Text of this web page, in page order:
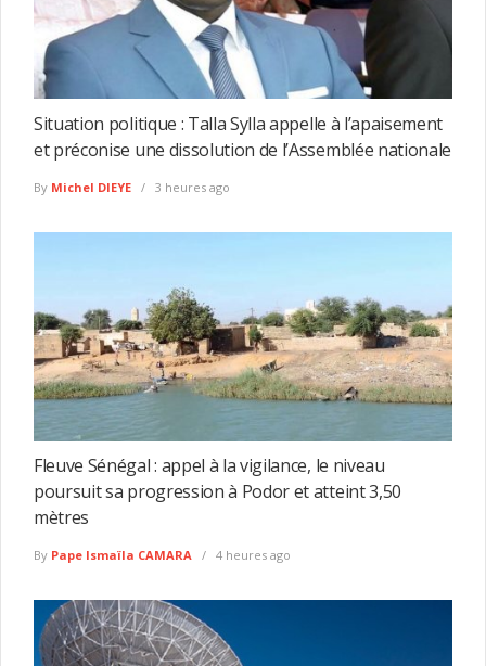
Situation politique : Talla Sylla appelle à l’apaisement
et préconise une dissolution de l’Assemblée nationale
By Michel DIEYE 3 heures ago
Fleuve Sénégal : appel à la vigilance, le niveau
poursuit sa progression à Podor et atteint 3,50
mètres
By Pape Ismaïla CAMARA 4 heures ago